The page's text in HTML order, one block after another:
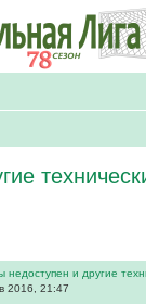
недоступен и другие
2016, 21:47